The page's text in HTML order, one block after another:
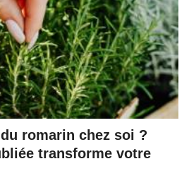
romarin chez soi ?
transforme votre